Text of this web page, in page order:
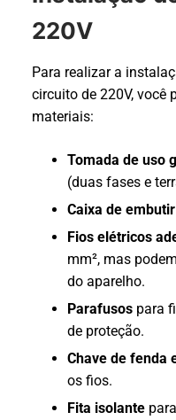
220V
Para realizar a
circuito de 220V, você
materiais:
Tomada de uso
(duas fases e
Caixa de embutir
Fios elétricos
mm², mas
do aparelho.
Parafusos para
de proteção.
Chave de fenda
os fios.
Fita isolante